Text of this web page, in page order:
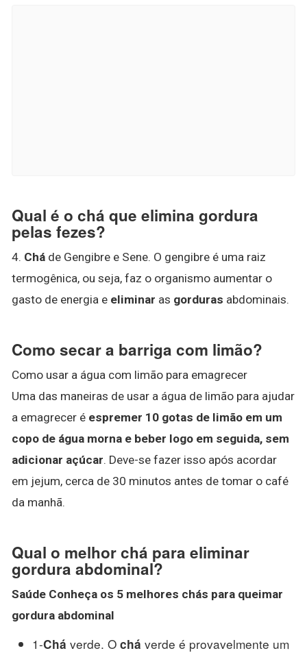
Qual é o chá que elimina gordura
pelas fezes?
4. Chá de Gengibre e Sene. O gengibre é uma raiz
termogênica, ou seja, faz o organismo aumentar o
gasto de energia e eliminar as gorduras abdominais.
Como secar a barriga com limão?
Como usar a água com limão para emagrecer
Uma das maneiras de usar a água de limão para ajudar
a emagrecer é espremer 10 gotas de limão em um
copo de água morna e beber logo em seguida, sem
adicionar açúcar. Deve-se fazer isso após acordar
em jejum, cerca de 30 minutos antes de tomar o café
da manhã.
Qual o melhor chá para eliminar
gordura abdominal?
Saúde Conheça os 5 melhores chás para queimar
gordura abdominal
1-Chá verde. O chá verde é provavelmente um